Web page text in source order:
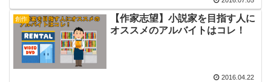
創作
【作家志望】小説家を目指す人に
オススメのアルバイトはコレ！
2016.04.22